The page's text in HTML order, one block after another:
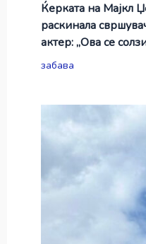
Ќерката на Мајкл
раскинала
актер: „Ова се
забава